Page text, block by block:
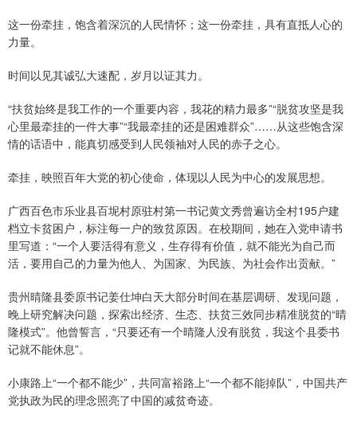
这一份牵挂，饱含着深沉的人民情怀；这一份牵挂，具有直抵人心的
力量。
时间以见其诚弘大速配，岁月以证其力。
“扶贫始终是我工作的一个重要内容，我花的精力最多”“脱贫攻坚是我
心里最牵挂的一件大事”“我最牵挂的还是困难群众”……从这些饱含深
情的话语中，能真切感受到人民领袖对人民的赤子之心。
牵挂，映照百年大党的初心使命，体现以人民为中心的发展思想。
广西百色市乐业县百坭村原驻村第一书记黄文秀曾遍访全村195户建
档立卡贫困户，标注每一户的致贫原因。在校期间，她在入党申请书
里写道：“一个人要活得有意义，生存得有价值，就不能光为自己而
活，要用自己的力量为他人、为国家、为民族、为社会作出贡献。”
贵州晴隆县委原书记姜仕坤白天大部分时间在基层调研、发现问题，
晚上研究解决问题，探索出经济、生态、扶贫三效同步精准脱贫的“晴
隆模式”。他曾誓言，“只要还有一个晴隆人没有脱贫，我这个县委书
记就不能休息”。
小康路上“一个都不能少”，共同富裕路上“一个都不能掉队”，中国共产
党执政为民的理念照亮了中国的减贫奇迹。